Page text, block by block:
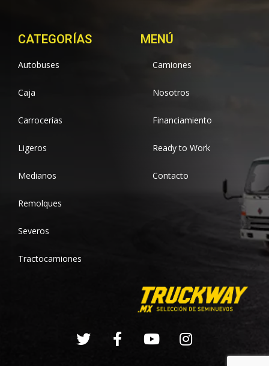
CATEGORÍAS
Autobuses
Caja
Carrocerías
Ligeros
Medianos
Remolques
Severos
Tractocamiones
MENÚ
Camiones
Nosotros
Financiamiento
Ready to Work
Contacto